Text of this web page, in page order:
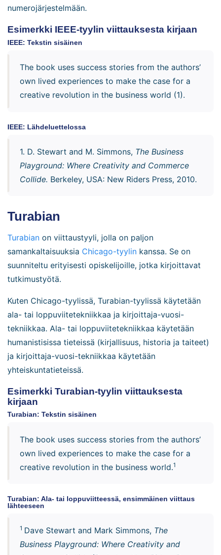
numerojärjestelmään.
Esimerkki IEEE-tyylin viittauksesta kirjaan
IEEE: Tekstin sisäinen
The book uses success stories from the authors’
own lived experiences to make the case for a
creative revolution in the business world (1).
IEEE: Lähdeluettelossa
1. D. Stewart and M. Simmons, The Business
Playground: Where Creativity and Commerce
Collide. Berkeley, USA: New Riders Press, 2010.
Turabian
Turabian on viittaustyyli, jolla on paljon
samankaltaisuuksia Chicago-tyylin kanssa. Se on
suunniteltu erityisesti opiskelijoille, jotka kirjoittavat
tutkimustyötä.
Kuten Chicago-tyylissä, Turabian-tyylissä käytetään
ala- tai loppuviitetekniikkaa ja kirjoittaja-vuosi-
tekniikkaa. Ala- tai loppuviitetekniikkaa käytetään
humanistisissa tieteissä (kirjallisuus, historia ja taiteet)
ja kirjoittaja-vuosi-tekniikkaa käytetään
yhteiskuntatieteissä.
Esimerkki Turabian-tyylin viittauksesta
kirjaan
Turabian: Tekstin sisäinen
The book uses success stories from the authors’
own lived experiences to make the case for a
creative revolution in the business world.1
Turabian: Ala- tai loppuviitteessä, ensimmäinen viittaus
lähteeseen
1 Dave Stewart and Mark Simmons, The
Business Playground: Where Creativity and